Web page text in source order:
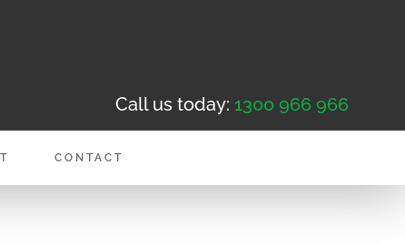
Call us today: 1300 966 966
CONTACT